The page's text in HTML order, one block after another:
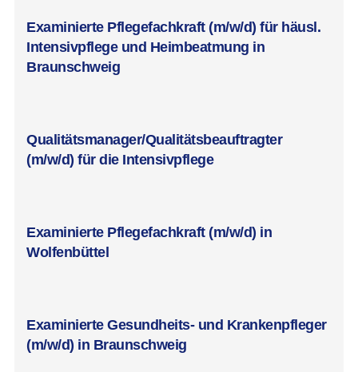
Examinierte Pflegefachkraft (m/w/d) für häusl.
Intensivpflege und Heimbeatmung in
Braunschweig
Qualitätsmanager/Qualitätsbeauftragter
(m/w/d) für die Intensivpflege
Examinierte Pflegefachkraft (m/w/d) in
Wolfenbüttel
Examinierte Gesundheits- und Krankenpfleger
(m/w/d) in Braunschweig